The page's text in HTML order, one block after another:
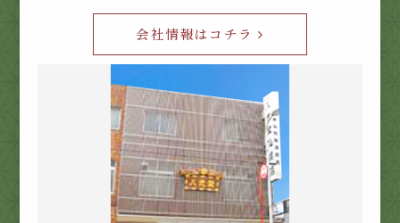
会社情報はコチラ